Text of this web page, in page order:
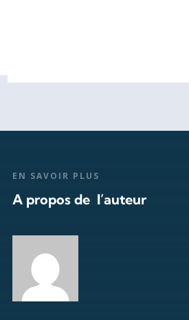
EN SAVOIR PLUS
A propos de l’auteur